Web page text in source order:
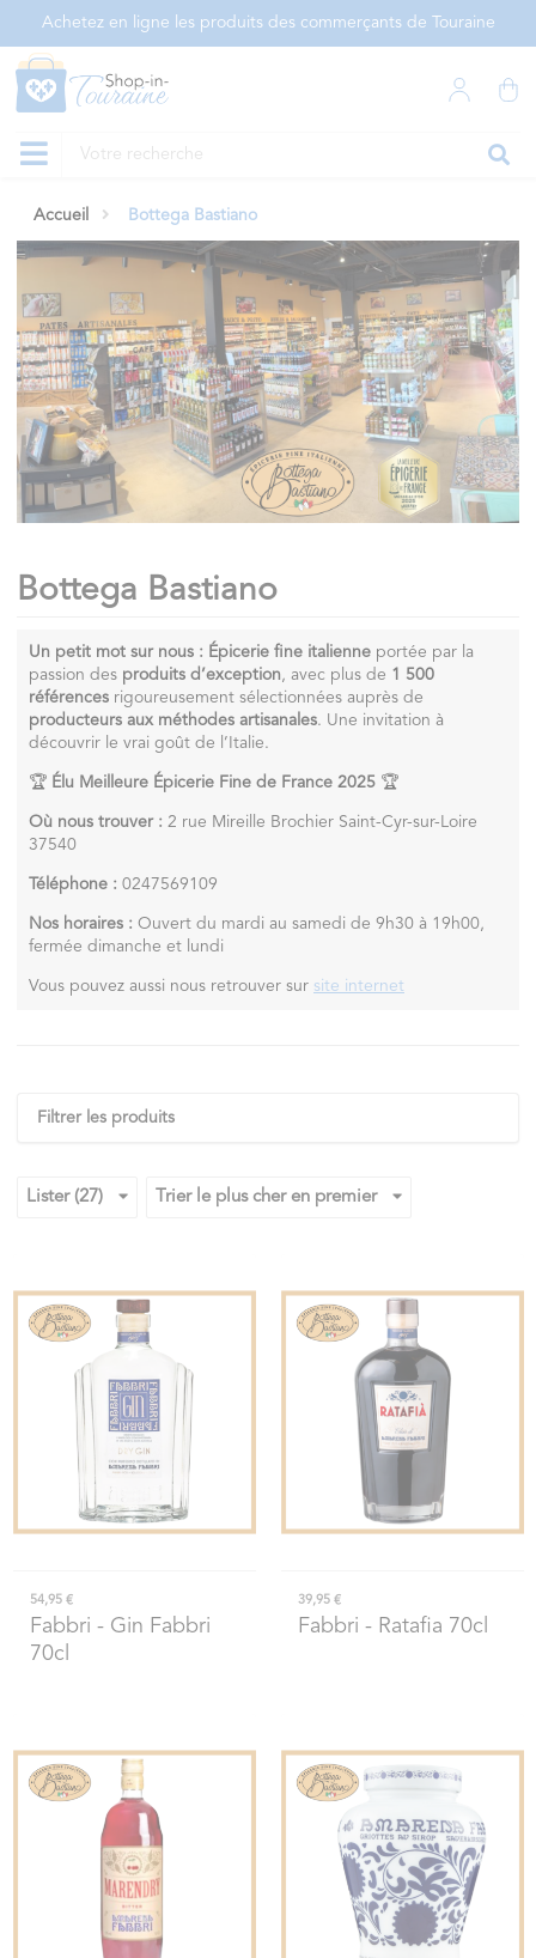
Achetez en ligne les produits des commerçants de Touraine
Accueil Bottega Bastiano
Bottega Bastiano
Un petit mot sur nous : Épicerie fine italienne portée par la
passion des produits d’exception, avec plus de 1 500
références rigoureusement sélectionnées auprès de
producteurs aux méthodes artisanales. Une invitation à
découvrir le vrai goût de l’Italie.
🏆 Élu Meilleure Épicerie Fine de France 2025 🏆
Où nous trouver : 2 rue Mireille Brochier Saint-Cyr-sur-Loire
37540
Téléphone : 0247569109
Nos horaires : Ouvert du mardi au samedi de 9h30 à 19h00,
fermée dimanche et lundi
Vous pouvez aussi nous retrouver sur site internet
Filtrer les produits
Lister (27) Trier le plus cher en premier
54,95 €
Fabbri - Gin Fabbri
70cl
39,95 €
Fabbri - Ratafia 70cl
Panneau de gestion des cookies